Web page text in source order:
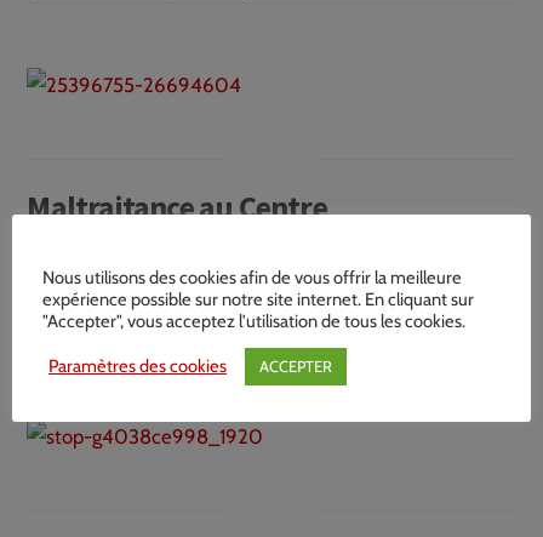
Maltraitance au Centre
manifestation contre les abus
psychiatriques devant l’hôpital
Nous utilisons des cookies afin de vous offrir la meilleure
expérience possible sur notre site internet. En cliquant sur
"Accepter", vous acceptez l'utilisation de tous les cookies.
Paramètres des cookies ACCEPTER